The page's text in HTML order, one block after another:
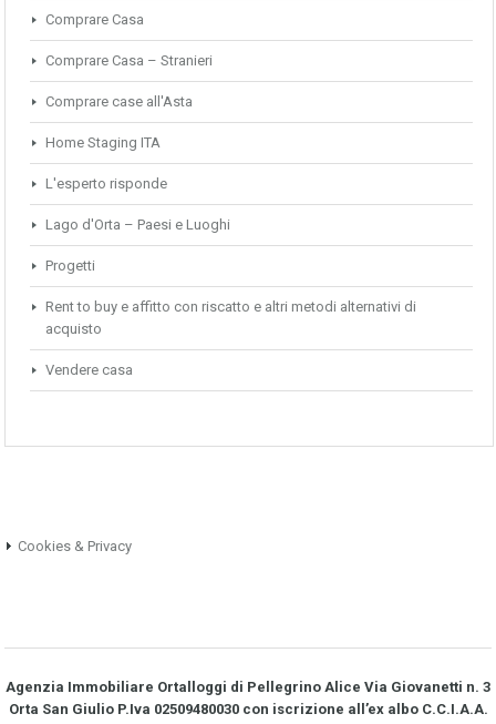
Comprare Casa
Comprare Casa – Stranieri
Comprare case all'Asta
Home Staging ITA
L'esperto risponde
Lago d'Orta – Paesi e Luoghi
Progetti
Rent to buy e affitto con riscatto e altri metodi alternativi di
acquisto
Vendere casa
Cookies & Privacy
Agenzia Immobiliare Ortalloggi di Pellegrino Alice Via Giovanetti n. 3
Orta San Giulio P.Iva 02509480030 con iscrizione all’ex albo C.C.I.A.A.